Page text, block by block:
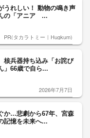
うれしい！ 動物の鳴き声
の「アニア ...
PR(タカラトミー｜Hugkum)
兵器持ち込み「お詫び
」66歳で自ら...
2026年7月7日
か…悲劇から67年、宮森
記憶を未来へ...